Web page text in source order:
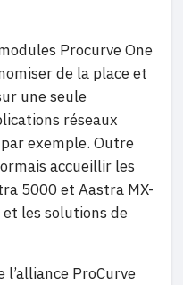
Procurve One
de la place et
une seule
réseaux
exemple. Outre
accueillir les
5000 et Aastra MX-
les solutions de
ProCurve